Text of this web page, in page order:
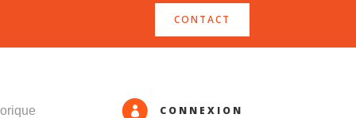
CONTACT
 CONNEXION